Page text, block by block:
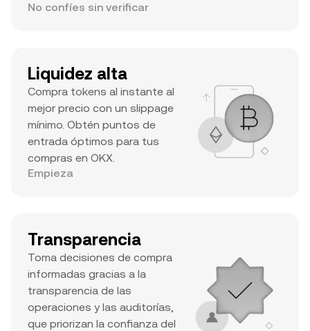
No confíes sin verificar
Liquidez alta
Compra tokens al instante al
mejor precio con un slippage
mínimo. Obtén puntos de
entrada óptimos para tus
compras en OKX.
Empieza
Transparencia
Toma decisiones de compra
informadas gracias a la
transparencia de las
operaciones y las auditorías,
que priorizan la confianza del